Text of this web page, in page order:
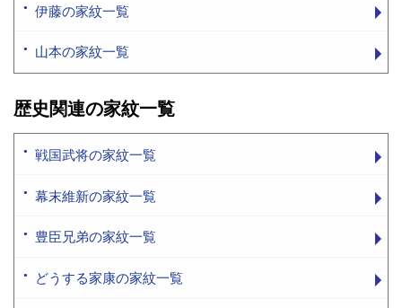
伊藤の家紋一覧
山本の家紋一覧
歴史関連の家紋一覧
戦国武将の家紋一覧
幕末維新の家紋一覧
豊臣兄弟の家紋一覧
どうする家康の家紋一覧